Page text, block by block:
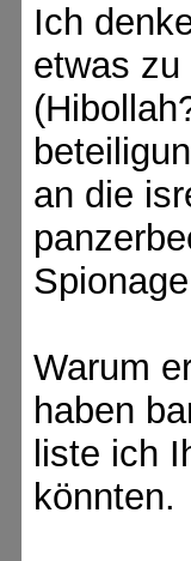
Ich
etwas
an die
Warum
haben
liste ich
könnten.